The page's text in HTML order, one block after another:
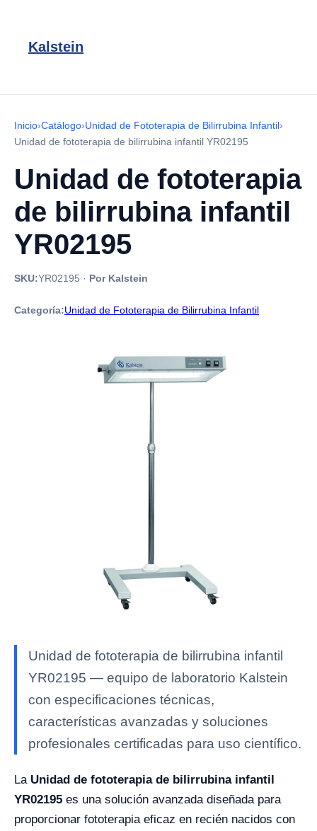
Kalstein
Inicio›Catálogo›Unidad de Fototerapia de Bilirrubina Infantil›
Unidad de fototerapia de bilirrubina infantil YR02195
Unidad de fototerapia
de bilirrubina infantil
YR02195
SKU:YR02195 · Por Kalstein
Categoría:Unidad de Fototerapia de Bilirrubina Infantil
Unidad de fototerapia de bilirrubina infantil
YR02195 — equipo de laboratorio Kalstein
con especificaciones técnicas,
características avanzadas y soluciones
profesionales certificadas para uso científico.
La Unidad de fototerapia de bilirrubina infantil
YR02195 es una solución avanzada diseñada para
proporcionar fototerapia eficaz en recién nacidos con